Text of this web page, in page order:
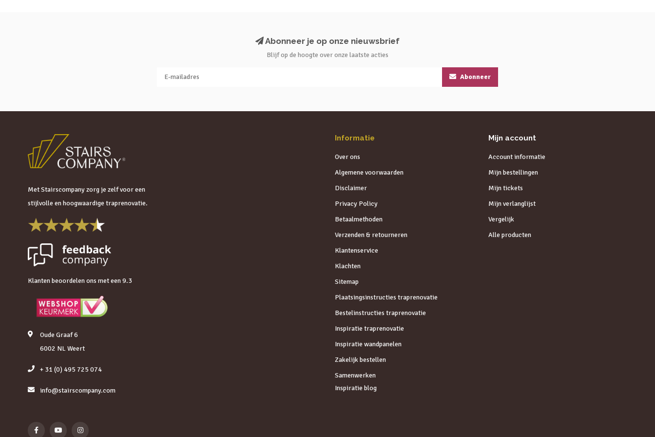
Abonneer je op onze nieuwsbrief
Blijf op de hoogte over onze laatste acties
Abonneer
Met Stairscompany zorg je zelf voor een
stijlvolle en hoogwaardige traprenovatie.
Klanten beoordelen ons met een 9.3
Oude Graaf 6
6002 NL Weert
+ 31 (0) 495 725 074
info@stairscompany.com
Informatie
Over ons
Algemene voorwaarden
Disclaimer
Privacy Policy
Betaalmethoden
Verzenden & retourneren
Klantenservice
Klachten
Sitemap
Plaatsingsinstructies traprenovatie
Bestelinstructies traprenovatie
Inspiratie traprenovatie
Inspiratie wandpanelen
Zakelijk bestellen
Samenwerken
Inspiratie blog
Mijn account
Account informatie
Mijn bestellingen
Mijn tickets
Mijn verlanglijst
Vergelijk
Alle producten